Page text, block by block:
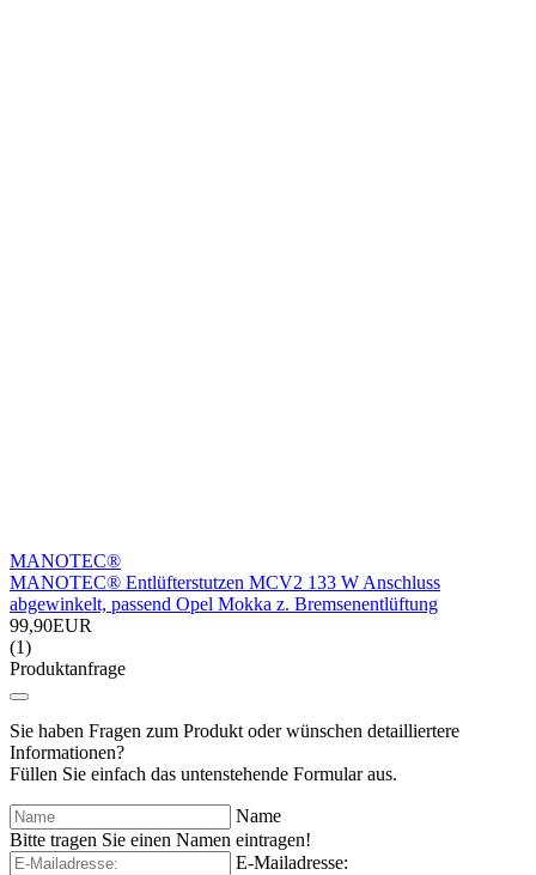
MANOTEC®
MANOTEC® Entlüfterstutzen MCV2 133 W Anschluss
abgewinkelt, passend Opel Mokka z. Bremsenentlüftung
99,90EUR
(1)
Produktanfrage
Sie haben Fragen zum Produkt oder wünschen detailliertere
Informationen?
Füllen Sie einfach das untenstehende Formular aus.
Name
Bitte tragen Sie einen Namen eintragen!
E-Mailadresse: